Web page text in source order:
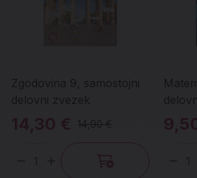
Zgodovina 9, samostojni
delovni zvezek
14,30 € 14,90 €
Količina